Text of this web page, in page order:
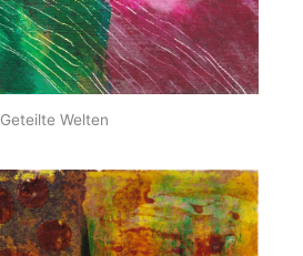
Geteilte Welten